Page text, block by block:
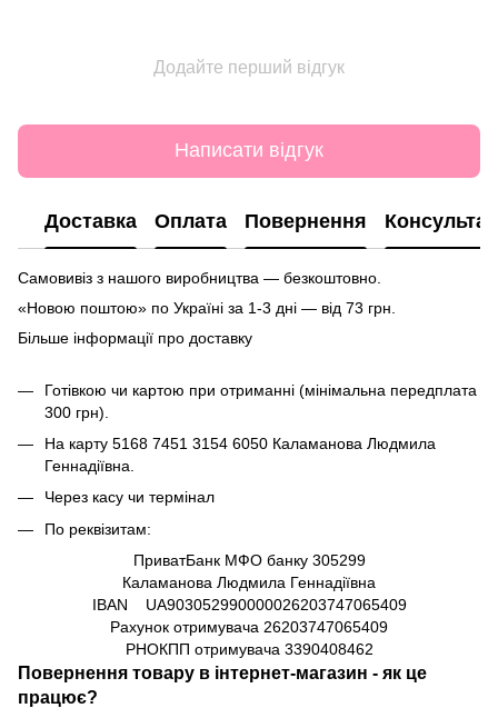
Додайте перший відгук
Написати відгук
Доставка Оплата Повернення
Самовивіз з нашого виробництва — безкоштовно.
«Новою поштою» по Україні за 1-3 дні — від 73 грн.
Більше інформації про доставку
Готівкою чи картою при отриманні (мінімальна передплата
300 грн).
На карту 5168 7451 3154 6050 Каламанова Людмила
Геннадіївна.
Через касу чи термінал
По реквізитам:
ПриватБанк МФО банку 305299
Каламанова Людмила Геннадіївна
IBAN UA903052990000026203747065409
Рахунок отримувача 26203747065409
РНОКПП отримувача 3390408462
Повернення товару в інтернет-магазин - як це
працює?